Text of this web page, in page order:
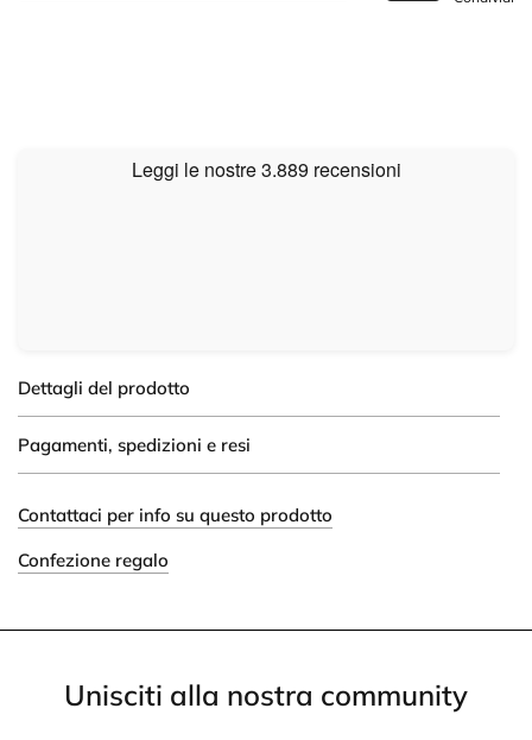
Dettagli del prodotto
Pagamenti, spedizioni e resi
Contattaci per info su questo prodotto
Confezione regalo
Unisciti alla nostra community